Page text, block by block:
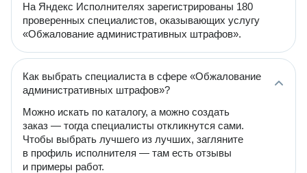
На Яндекс Исполнителях зарегистрированы 180
проверенных специалистов, оказывающих услугу
«Обжалование административных штрафов».
Как выбрать специалиста в сфере «Обжалование
административных штрафов»?
Можно искать по каталогу, а можно создать
заказ — тогда специалисты откликнутся сами.
Чтобы выбрать лучшего из лучших, загляните
в профиль исполнителя — там есть отзывы
и примеры работ.